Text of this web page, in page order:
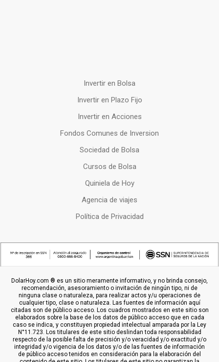
Invertir en Bolsa
Invertir en Plazo Fijo
Invertir en Acciones
Fondos Comunes de Inversion
Sociedad de Bolsa
Cursos de Bolsa
Quiniela de Hoy
Agencia de viajes
Política de Privacidad
DolarHoy.com ® es un sitio meramente informativo, y no brinda consejo,
recomendación, asesoramiento o invitación de ningún tipo, ni de
ninguna clase o naturaleza, para realizar actos y/u operaciones de
cualquier tipo, clase o naturaleza. Las fuentes de información aquí
citadas son de público acceso. Los cuadros mostrados en este sitio son
elaborados sobre la base de los datos de público acceso que en cada
caso se indica, y constituyen propiedad intelectual amparada por la Ley
N°11.723. Los titulares de este sitio deslindan toda responsabilidad
respecto de la posible falta de precisión y/o veracidad y/o exactitud y/o
integridad y/o vigencia de los datos y/o de las fuentes de información
de público acceso tenidos en consideración para la elaboración del